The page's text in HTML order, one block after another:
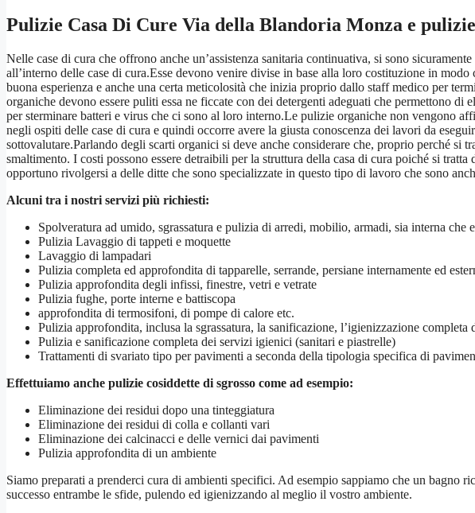
Pulizie Casa Di Cure Via della Blandoria Monza e
Nelle case di cura che offrono anche un’assistenza sanitaria continuativa, si sono
all’interno delle case di cura.Esse devono venire divise in base alla loro costituzione in
buona esperienza e anche una certa meticolosità che inizia proprio dallo staff medico per
organiche devono essere puliti essa ne ficcate con dei detergenti adeguati che permettono
per sterminare batteri e virus che ci sono al loro interno.Le pulizie organiche non vengono
negli ospiti delle case di cura e quindi occorre avere la giusta conoscenza dei lavori da
sottovalutare.Parlando degli scarti organici si deve anche considerare che, proprio perché
smaltimento. I costi possono essere detraibili per la struttura della casa di cura poiché si
opportuno rivolgersi a delle ditte che sono specializzate in questo tipo di lavoro che sono
Alcuni tra i nostri servizi più richiesti:
Spolveratura ad umido, sgrassatura e pulizia di arredi, mobilio, armadi, sia interna che
Pulizia Lavaggio di tappeti e moquette
Lavaggio di lampadari
Pulizia completa ed approfondita di tapparelle, serrande, persiane internamente ed
Pulizia approfondita degli infissi, finestre, vetri e vetrate
Pulizia fughe, porte interne e battiscopa
approfondita di termosifoni, di pompe di calore etc.
Pulizia approfondita, inclusa la sgrassatura, la sanificazione, l’igienizzazione
Pulizia e sanificazione completa dei servizi igienici (sanitari e piastrelle)
Trattamenti di svariato tipo per pavimenti a seconda della tipologia specifica di
Effettuiamo anche pulizie cosiddette di sgrosso come ad esempio:
Eliminazione dei residui dopo una tinteggiatura
Eliminazione dei residui di colla e collanti vari
Eliminazione dei calcinacci e delle vernici dai pavimenti
Pulizia approfondita di un ambiente
Siamo preparati a prenderci cura di ambienti specifici. Ad esempio sappiamo che un bagno
successo entrambe le sfide, pulendo ed igienizzando al meglio il vostro ambiente.